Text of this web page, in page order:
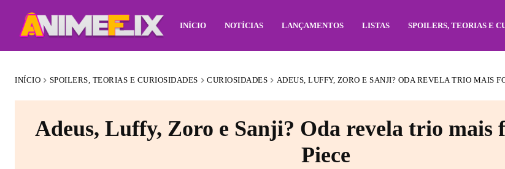
INÍCIO NOTÍCIAS LANÇAMENTOS LISTAS SPOILERS, TEORIAS E
INÍCIO SPOILERS, TEORIAS E CURIOSIDADES CURIOSIDADES ADEUS, LUFFY, ZORO E SANJI? ODA REVELA TRIO MAIS
Adeus, Luffy, Zoro e Sanji? Oda revela trio mais
Piece